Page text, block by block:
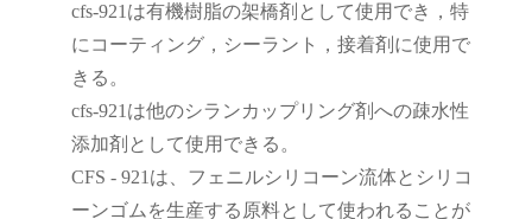
cfs‐921は有機樹脂の架橋剤として使用でき，特
にコーティング，シーラント，接着剤に使用で
きる。
cfs‐921は他のシランカップリング剤への疎水性
添加剤として使用できる。
CFS - 921は、フェニルシリコーン流体とシリコ
ーンゴムを生産する原料として使われることが